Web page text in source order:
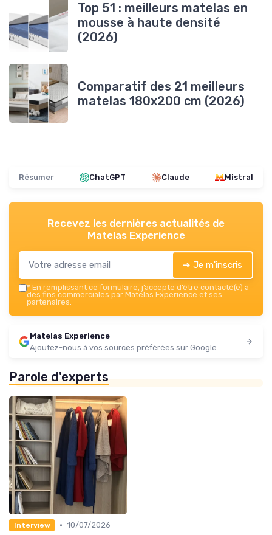
Top 51 : meilleurs matelas en
mousse à haute densité
(2026)
Comparatif des 21 meilleurs
matelas 180x200 cm (2026)
Résumer ChatGPT Claude Mistral
Recevez les dernières actualités de
Matelas Experience
➔ Je m'inscris
* En remplissant ce formulaire, j’accepte d’être contacté(e) à
des fins commerciales par Matelas Experience et ses
partenaires.
Matelas Experience
Ajoutez-nous à vos sources préférées sur Google
Parole d'experts
Interview • 10/07/2026